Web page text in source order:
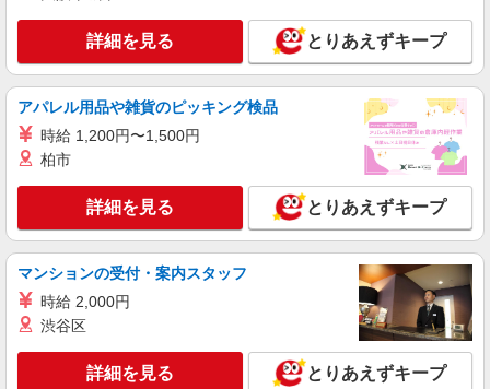
詳細を見る とりあえずキープ
アパレル用品や雑貨のピッキング検品
時給 1,200円〜1,500円
柏市
詳細を見る とりあえずキープ
マンションの受付・案内スタッフ
時給 2,000円
渋谷区
詳細を見る とりあえずキープ